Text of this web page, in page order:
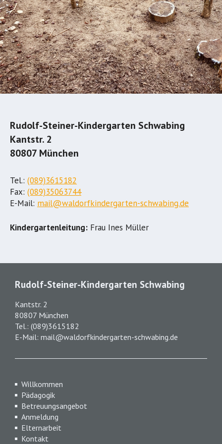
Rudolf-Steiner-Kindergarten Schwabing
Kantstr. 2
80807 München
Tel.: (089)3615182
Fax: (089)35063744
E-Mail: mail@waldorfkindergarten-schwabing.de
Kindergartenleitung: Frau Ines Müller
Rudolf-Steiner-Kindergarten Schwabing
Kantstr. 2
80807 München
Tel.: (089)3615182
E-Mail: mail@waldorfkindergarten-schwabing.de
Willkommen
Pädagogik
Betreuungsangebot
Anmeldung
Elternarbeit
Kontakt